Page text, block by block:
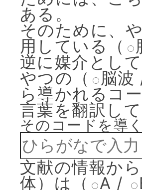
ある。
そのために、
用している
（
逆に媒介とし
やつの （ 脳波
ら導かれるコ
言葉を翻訳し
そのコードを導
文献の情報から
体） は （ A /